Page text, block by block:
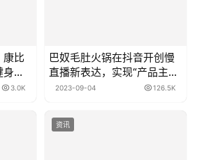
康比
更
3.0K
巴奴毛肚火锅在抖音开创慢
直播新表达，实现“产品主
义”破圈
2023-09-04 126.5K
资讯